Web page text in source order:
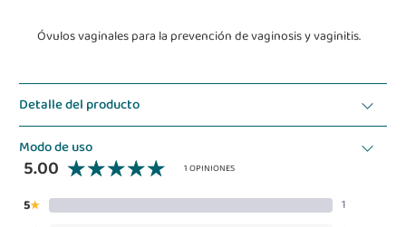
Óvulos vaginales para la prevención de vaginosis y vaginitis.
Detalle del producto
Modo de uso
5.00 1 OPINIONES
5★ 1